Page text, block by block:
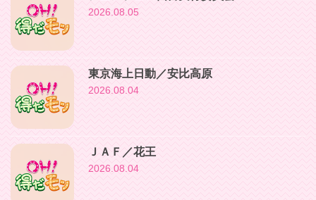
2026.08.05
東京海上日動／安比高原
2026.08.04
ＪＡＦ／花王
2026.08.04